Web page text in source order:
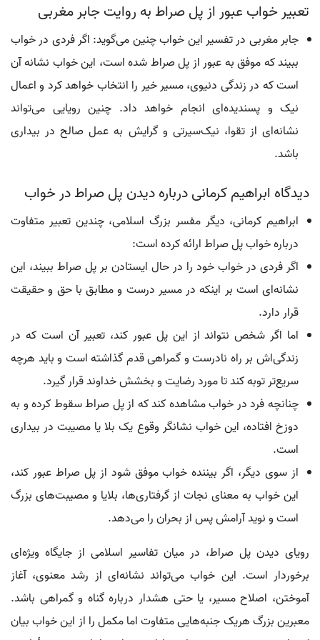
تعبیر خواب عبور از پل صراط به روایت جابر مغربی
جابر مغربی در تفسیر این خواب چنین می‌گوید: اگر فردی در خواب
ببیند که موفق به عبور از پل صراط شده است، این خواب نشانه آن
است که در زندگی دنیوی، مسیر خیر را انتخاب خواهد کرد و اعمال
نیک و پسندیده‌ای انجام خواهد داد. چنین رویایی می‌تواند
نشانه‌ای از تقوا، نیک‌سیرتی و گرایش به عمل صالح در بیداری
باشد.
دیدگاه ابراهیم کرمانی درباره دیدن پل صراط در خواب
ابراهیم کرمانی، دیگر مفسر بزرگ اسلامی، چندین تعبیر متفاوت
درباره خواب پل صراط ارائه کرده است:
اگر فردی در خواب خود را در حال ایستادن بر پل صراط ببیند، این
نشانه‌ای است بر اینکه در مسیر درست و مطابق با حق و حقیقت
قرار دارد.
اما اگر شخص نتواند از این پل عبور کند، تعبیر آن است که در
زندگی‌اش بر راه نادرست و گمراهی قدم گذاشته است و باید هرچه
سریع‌تر توبه کند تا مورد رضایت و بخشش خداوند قرار گیرد.
چنانچه فرد در خواب مشاهده کند که از پل صراط سقوط کرده و به
دوزخ افتاده، این خواب نشانگر وقوع یک بلا یا مصیبت در بیداری
است.
از سوی دیگر، اگر بیننده خواب موفق شود از پل صراط عبور کند،
این خواب به معنای نجات از گرفتاری‌ها، بلایا و مصیبت‌های بزرگ
است و نوید آرامش پس از بحران را می‌دهد.
رویای دیدن پل صراط، در میان تفاسیر اسلامی از جایگاه ویژه‌ای
برخوردار است. این خواب می‌تواند نشانه‌ای از رشد معنوی، آغاز
آموختن، اصلاح مسیر، یا حتی هشدار درباره گناه و گمراهی باشد.
معبرین بزرگ هریک جنبه‌هایی متفاوت اما مکمل را از این خواب بیان